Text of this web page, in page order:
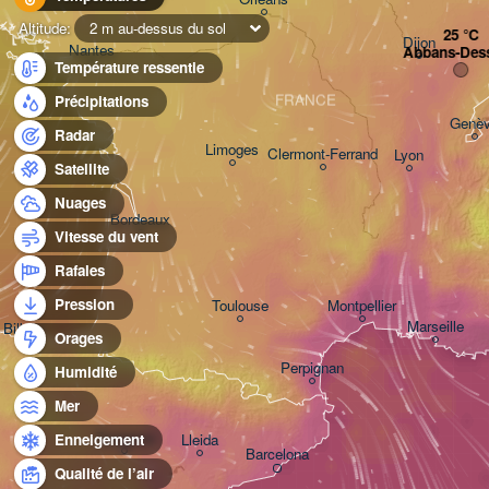
Altitude:
2 m au-dessus du sol
Température ressentie
Précipitations
Radar
Satellite
Nuages
Vitesse du vent
Rafales
Pression
Orages
Humidité
Mer
Enneigement
Qualité de l’air
Zaragoza
Bordeaux
Nantes
Bilbao
Barcelona
Lyon
Marseille
Montpellier
Perpignan
Dijon
Lleida
Clermont-Ferrand
Limoges
Toulouse
FRANCE
Abbans-